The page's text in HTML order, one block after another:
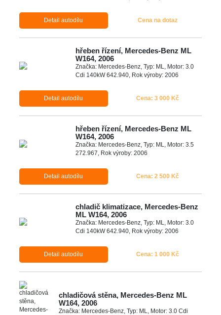
Detail autodílu Cena na dotaz
hřeben řízení, Mercedes-Benz ML
W164, 2006
Značka: Mercedes-Benz, Typ: ML, Motor: 3.0
Cdi 140kW 642.940, Rok výroby: 2006
Detail autodílu Cena: 3 000 Kč
hřeben řízení, Mercedes-Benz ML
W164, 2006
Značka: Mercedes-Benz, Typ: ML, Motor: 3.5
272.967, Rok výroby: 2006
Detail autodílu Cena: 2 500 Kč
chladič klimatizace, Mercedes-Benz
ML W164, 2006
Značka: Mercedes-Benz, Typ: ML, Motor: 3.0
Cdi 140kW 642.940, Rok výroby: 2006
Detail autodílu Cena: 1 000 Kč
chladičová stěna, Mercedes-Benz ML
W164, 2006
Značka: Mercedes-Benz, Typ: ML, Motor: 3.0 Cdi